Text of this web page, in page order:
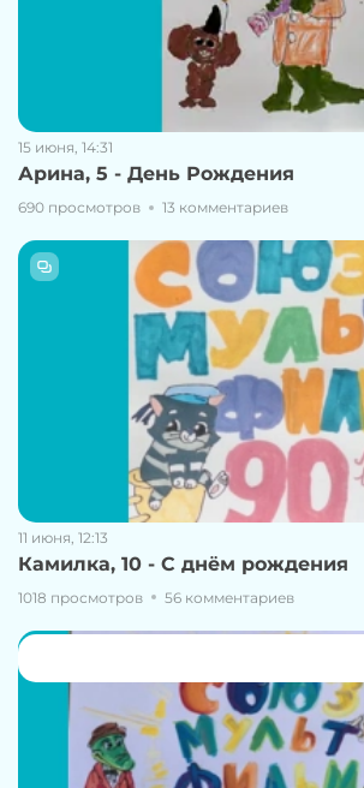
15 июня, 14:31
Арина, 5 - День Рождения
690 просмотров 13 комментариев
11 июня, 12:13
Камилка, 10 - С днём рождения
1018 просмотров 56 комментариев